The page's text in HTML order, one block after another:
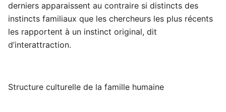
derniers apparaissent au contraire si distincts des
instincts familiaux que les chercheurs les plus récents
les rapportent à un instinct original, dit
d’interattraction.
Structure culturelle de la famille humaine